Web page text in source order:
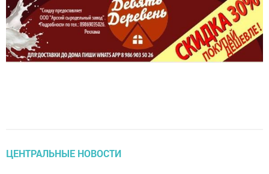
ЦЕНТРАЛЬНЫЕ НОВОСТИ